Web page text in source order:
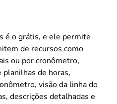
é o grátis, e ele permite
de recursos como
ou por cronômetro,
de horas,
visão da linha do
descrições detalhadas e